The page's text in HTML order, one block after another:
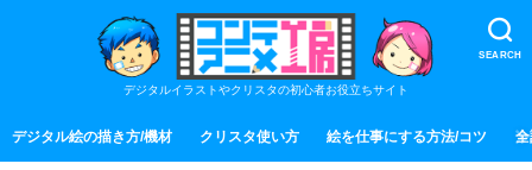
SEARCH
デジタルイラストやクリスタの初心者お役立ちサイト
デジタル絵の描き方/機材 クリスタ使い方 絵を仕事にする方法/コツ 全